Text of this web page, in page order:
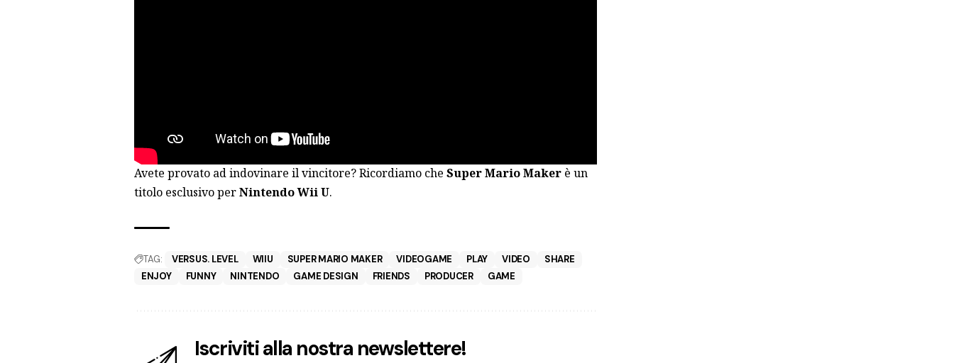
Avete provato ad indovinare il vincitore? Ricordiamo che Super Mario Makerè un
titolo esclusivo perNintendo Wii U.
TAG: VERSUS. LEVEL WIIU SUPER MARIO MAKER VIDEOGAME PLAY VIDEO
SHARE
ENJOY
FUNNY NINTENDO GAME DESIGN FRIENDS PRODUCER GAME
Iscriviti alla nostra newslettere!